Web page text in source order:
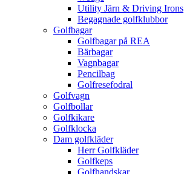
Utility Järn & Driving Irons
Begagnade golfklubbor
Golfbagar
Golfbagar på REA
Bärbagar
Vagnbagar
Pencilbag
Golfresefodral
Golfvagn
Golfbollar
Golfkikare
Golfklocka
Dam golfkläder
Herr Golfkläder
Golfkeps
Golfhandskar